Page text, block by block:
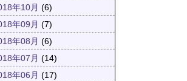
年10月 (6)
年09月 (7)
年08月 (6)
年07月 (14)
年06月 (17)